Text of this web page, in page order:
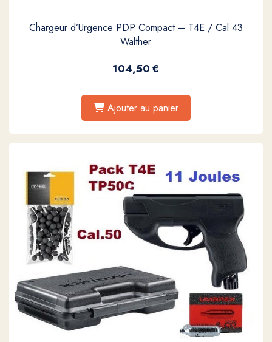
Chargeur d’Urgence PDP Compact – T4E / Cal 43
Walther
104,50€
Ajouter au panier